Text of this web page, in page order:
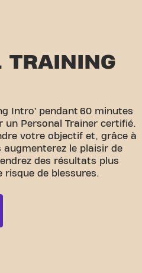
TRAINING
Intro’ pendant 60 minutes
un Personal Trainer certifié.
votre objectif et, grâce à
augmenterez le plaisir de
des résultats plus
risque de blessures.